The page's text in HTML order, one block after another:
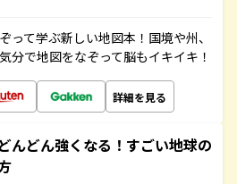
って学ぶ新しい地図本！国境や州、
分で地図をなぞって脳もイキイキ！
詳細を見る
んどん強くなる！すごい地球の